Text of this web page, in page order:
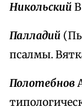
Никольский
Палладий
псалмы.
Полотебнов